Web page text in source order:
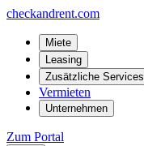
checkandrent.com
Miete
Leasing
Zusätzliche Services
Vermieten
Unternehmen
Zum Portal